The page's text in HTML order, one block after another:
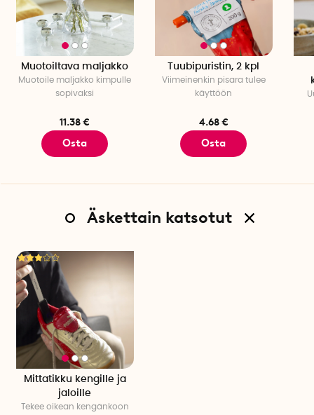
Muotoiltava maljakko
Muotoile maljakko kimpulle
sopivaksi
11.38 €
Osta
Tuubipuristin, 2 kpl
Viimeinenkin pisara tulee
käyttöön
4.68 €
Osta
Äskettain katsotut
Mittatikku kengille ja
jaloille
Tekee oikean kengänkoon